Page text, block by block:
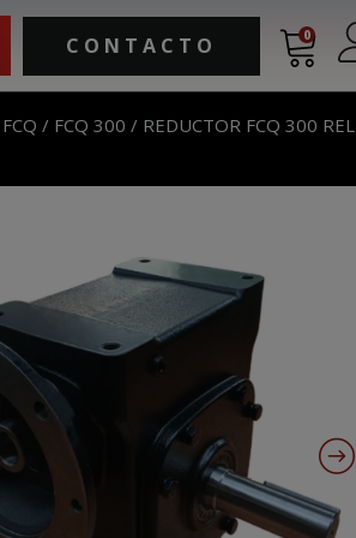
CONTACTO 0
/ FCQ 300 / REDUCTOR FCQ 300 REL